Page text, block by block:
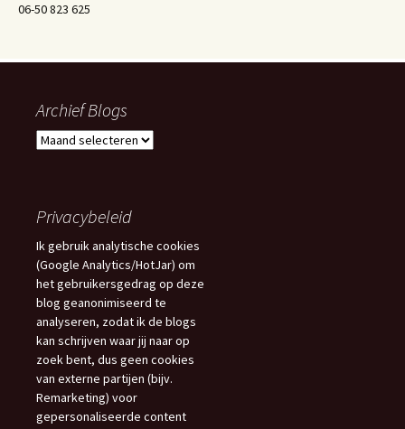
06-50 823 625
Archief Blogs
Archief
Privacybeleid
Ik gebruik analytische cookies
(Google Analytics/HotJar) om
het gebruikersgedrag op deze
blog geanonimiseerd te
analyseren, zodat ik de blogs
kan schrijven waar jij naar op
zoek bent, dus geen cookies
van externe partijen (bijv.
Remarketing) voor
gepersonaliseerde content